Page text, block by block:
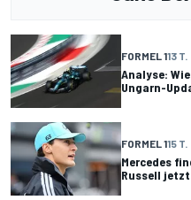
FORMEL 113 T.
Analyse:
Ungarn-
FORMEL 115 T.
Mercedes
Russell